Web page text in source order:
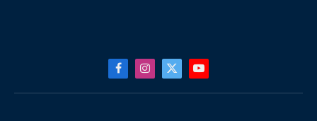
FacebookInstagram
X
YouTube